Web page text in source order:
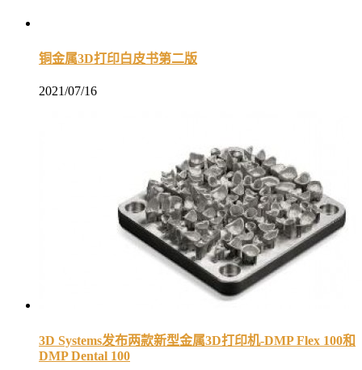
铜金属3D打印白皮书第二版
2021/07/16
3D Systems发布两款新型金属3D打印机-DMP Flex 100和
DMP Dental 100